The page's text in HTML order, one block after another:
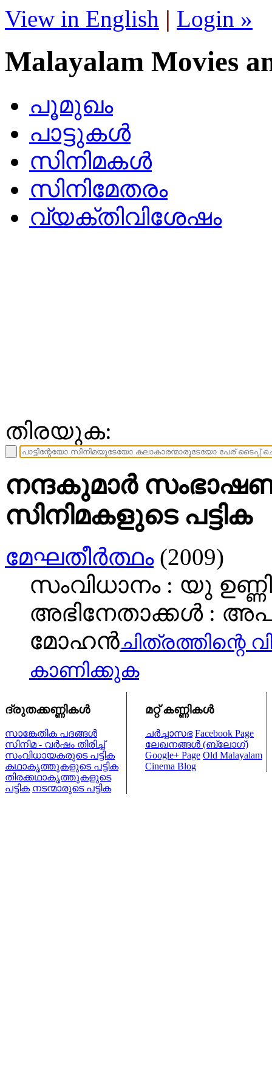
View in English | Login »
Malayalam Movies
പൂമുഖം
പാട്ടുകള്‍
സിനിമകള്‍
സിനിമേതരം
വ്യക്തിവിശേഷം
തിരയുക:
നന്ദകുമാർ
സിനിമകളുടെ പട്ടിക
മേഘതീര്‍ത്ഥം(2009)
സംവിധാനം : യു ഉണ്ണി
അഭിനേതാക്കള്‍ :
മോഹൻചിത്രത്തിന്റെ
കാണിക്കുക
ദ്രുതക്കണ്ണികള്‍
സാങ്കേതിക പദങ്ങള്‍
സിനിമ - വര്‍ഷം തിരിച്ച്
സംവിധായകരുടെ പട്ടിക
കഥാകൃത്തുകളുടെ പട്ടിക
തിരക്കഥാകൃത്തുകളുടെ
പട്ടിക നടന്മാരുടെ പട്ടിക
മറ്റ് കണ്ണികള്‍
ചര്‍ച്ചാസഭ Facebook Page
ലേഖനങ്ങള്‍ (ബ്ലോഗ്)
Google+ Page Old Malayalam
Cinema Blog